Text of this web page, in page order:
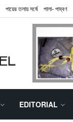
পায়ের তলায় সর্ষে পালা- পাব্বণ
EDITORIAL